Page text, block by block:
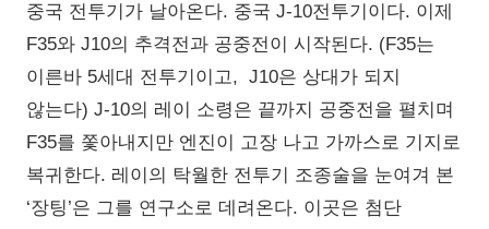
중국 전투기가 날아온다. 중국 J-10전투기이다. 이제
F35와 J10의 추격전과 공중전이 시작된다. (F35는
이른바 5세대 전투기이고, J10은 상대가 되지
않는다) J-10의 레이 소령은 끝까지 공중전을 펼치며
F35를 쫓아내지만 엔진이 고장 나고 가까스로 기지로
복귀한다. 레이의 탁월한 전투기 조종술을 눈여겨 본
‘장팅’은 그를 연구소로 데려온다. 이곳은 첨단